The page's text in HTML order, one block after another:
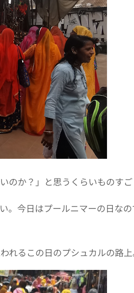
か？」と思うくらいものす
。今日はプールニマーの日な
れるこの日のプシュカルの路上